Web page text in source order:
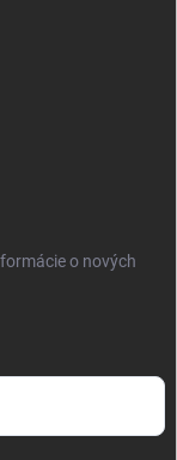
o nových